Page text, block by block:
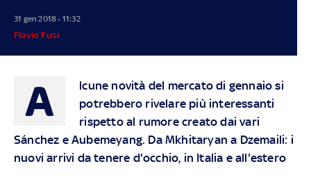
31 gen 2018 - 11:32
Flavio Fusi
A
lcune novità del mercato di gennaio si
potrebbero rivelare più interessanti
rispetto al rumore creato dai vari
Sánchez e Aubemeyang. Da Mkhitaryan a Dzemaili: i
nuovi arrivi da tenere d'occhio, in Italia e all'estero